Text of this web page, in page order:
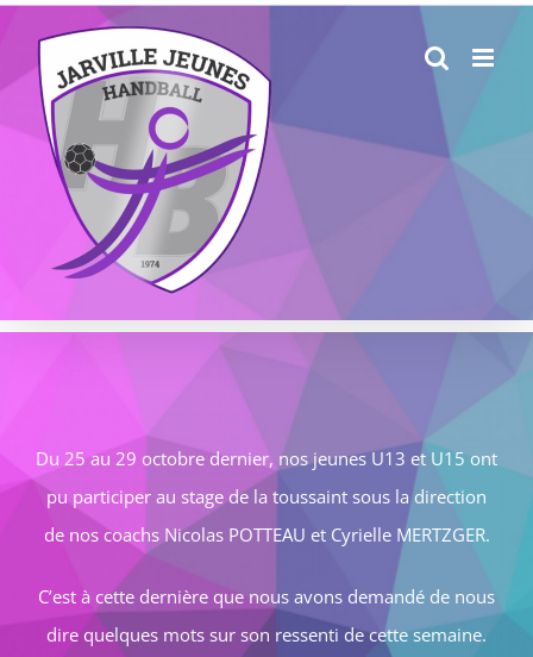
contenu
Du 25 au 29 octobre dernier, nos jeunes U13 et U15 ont
pu participer au stage de la toussaint sous la direction
de nos coachs Nicolas POTTEAU et Cyrielle MERTZGER.
C’est à cette dernière que nous avons demandé de nous
dire quelques mots sur son ressenti de cette semaine.